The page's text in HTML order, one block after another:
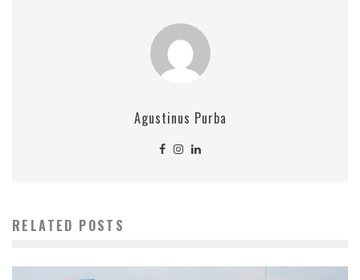
Agustinus Purba
RELATED POSTS